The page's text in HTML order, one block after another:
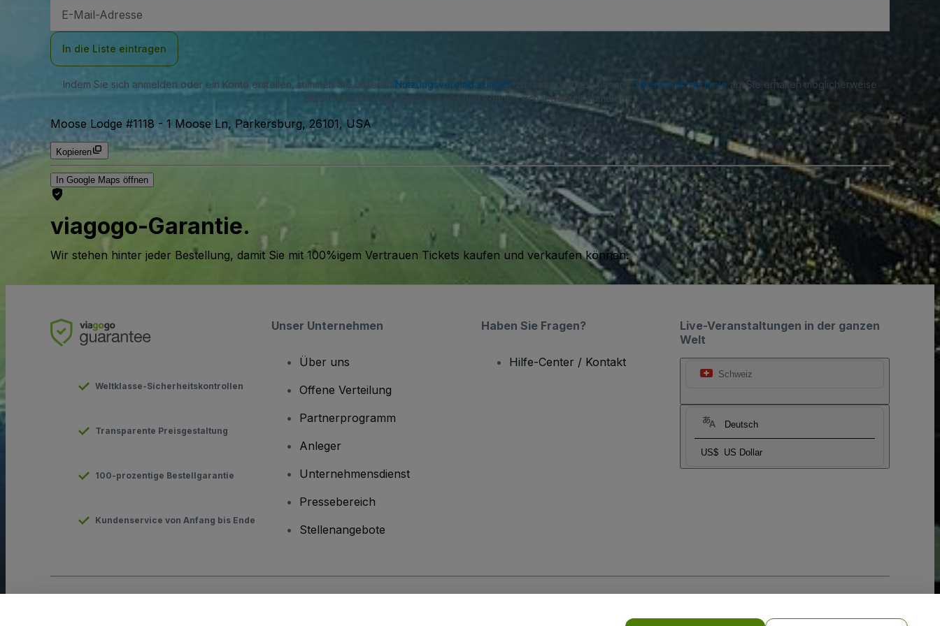
Mail-
In die Liste eintragen
Indem Sie sich anmelden oder ein Konto erstellen, stimmen Sie unseren Nutzungsvereinbarungen zu und erkennen unsere Datenschutzrichtlinie an. Sie erhalten möglicherweise
SMS-Benachrichtigungen von uns und können sich jederzeit abmelden.
Moose Lodge #1118 - 1 Moose Ln, Parkersburg, 26101, USA
Kopieren
In Google Maps öffnen
viagogo-Garantie.
Wir stehen hinter jeder Bestellung, damit Sie mit 100%igem Vertrauen Tickets kaufen und verkaufen können.
Live-Veranstaltungen in der ganzen
Welt
Schweiz
Deutsch
US$ US Dollar
Weltklasse-Sicherheitskontrollen
Transparente Preisgestaltung
100-prozentige Bestellgarantie
Kundenservice von Anfang bis Ende
Unser Unternehmen
Über uns
Offene Verteilung
Partnerprogramm
Anleger
Unternehmensdienst
Pressebereich
Stellenangebote
Haben Sie Fragen?
Hilfe-Center / Kontakt
Cookie-RichtlinieundDatenschutzrichtlinie für Mobilanwendungen